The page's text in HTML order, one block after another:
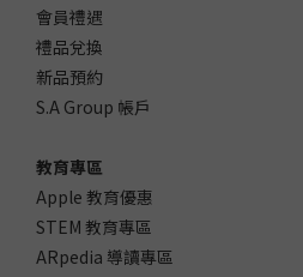
會員禮遇
禮品兌換
新品預約
S.A Group 帳戶
教育專區
Apple 教育優惠
STEM 教育專區
ARpedia 導讀專區